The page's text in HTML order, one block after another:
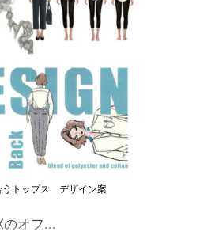
うトップス デザイン案
のオフ...